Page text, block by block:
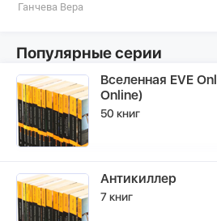
Ганчева Вера
Популярные серии
Вселенная EVE
Online)
50 книг
Антикиллер
7 книг